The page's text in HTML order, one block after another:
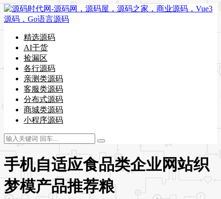
精选源码
AI干货
捡漏区
各行源码
亲测类源码
客服类源码
分布式源码
商城类源码
小程序源码
手机自适应食品类企业网站织
梦模产品推荐粮